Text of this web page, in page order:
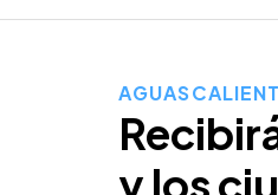
y los